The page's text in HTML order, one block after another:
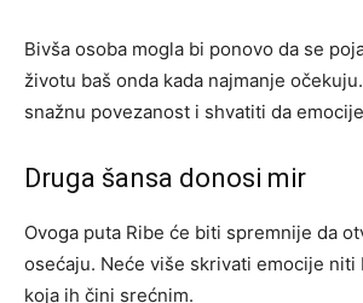
Bivša osoba mogla bi ponovo da se
životu baš onda kada najmanje
snažnu povezanost i shvatiti da
Druga šansa donosi mir
Ovoga puta Ribe će biti spremnije da
osećaju. Neće više skrivati emocije niti
koja ih čini srećnim.